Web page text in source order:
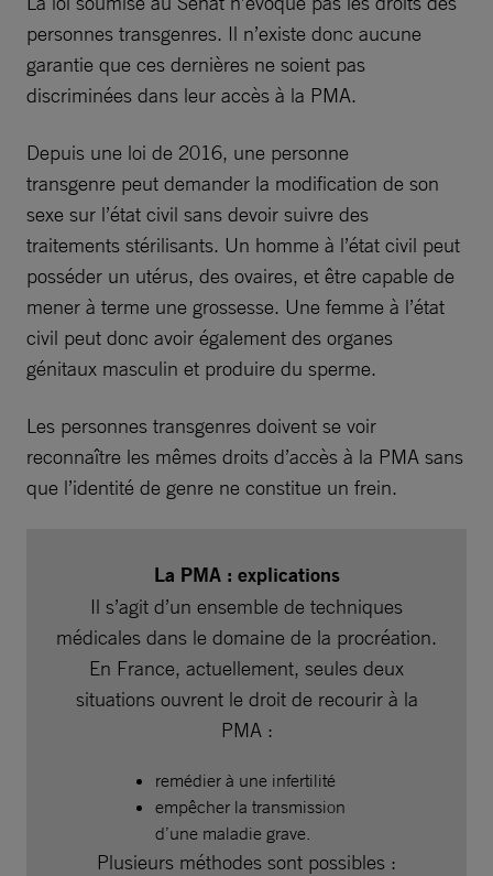
personnes transgenres. Il n’existe donc aucune
garantie que ces dernières ne soient pas
discriminées dans leur accès à la PMA.
Depuis une loi de 2016, une personne
transgenre peut demander la modification de son
sexe sur l’état civil sans devoir suivre des
traitements stérilisants. Un homme à l’état civil peut
posséder un utérus, des ovaires, et être capable de
mener à terme une grossesse. Une femme à l’état
civil peut donc avoir également des organes
génitaux masculin et produire du sperme.
Les personnes transgenres doivent se voir
reconnaître les mêmes droits d’accès à la PMA sans
que l’identité de genre ne constitue un frein.
La PMA : explications
Il s’agit d’un ensemble de techniques
médicales dans le domaine de la procréation.
En France, actuellement, seules deux
situations ouvrent le droit de recourir à la
PMA :
remédier à une infertilité
empêcher la transmission
d’une maladie grave.
Plusieurs méthodes sont possibles :